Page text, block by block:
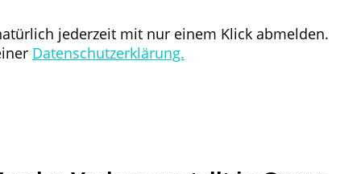
jederzeit mit nur einem Klick abmelden.
Datenschutzerklärung.